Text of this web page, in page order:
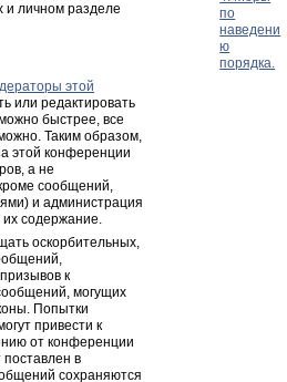
по
наведени
ю
порядка.
и личном разделе
этой
или редактировать
быстрее, все
Таким образом,
этой конференции
а не
сообщений,
и администрация
их содержание.
оскорбительных,
к
могущих
Попытки
привести к
от конференции
в
сохраняются